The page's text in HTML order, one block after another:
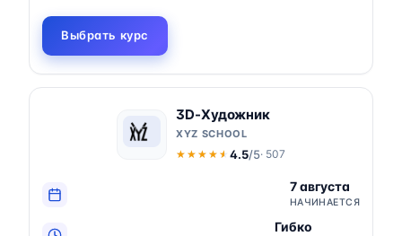
Выбрать курс
3D-Художник
XYZ SCHOOL
★★★★★
★★★★★ 4.5/5· 507
7 августа
НАЧИНАЕТСЯ
Гибко